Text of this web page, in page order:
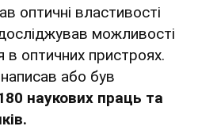
оптичні властивості
можливості
в оптичних пристроях.
або був
наукових праць та